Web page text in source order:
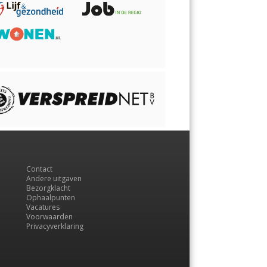
Contact
Andere uitgaven
Bezorgklacht
Ophaalpunten
Vacatures
Voorwaarden
Privacyverklaring